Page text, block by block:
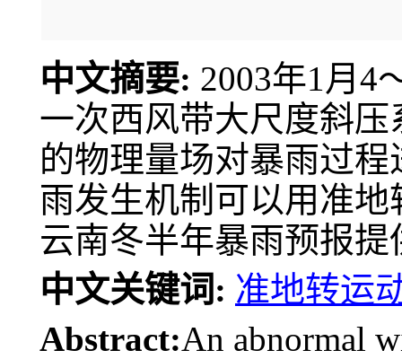
中文摘要: 2003年1月4
一次西风带大尺度斜
的物理量场对暴雨过
雨发生机制可以用准
云南冬半年暴雨预报
中文关键词: 准地转运
Abstract:An abnormal